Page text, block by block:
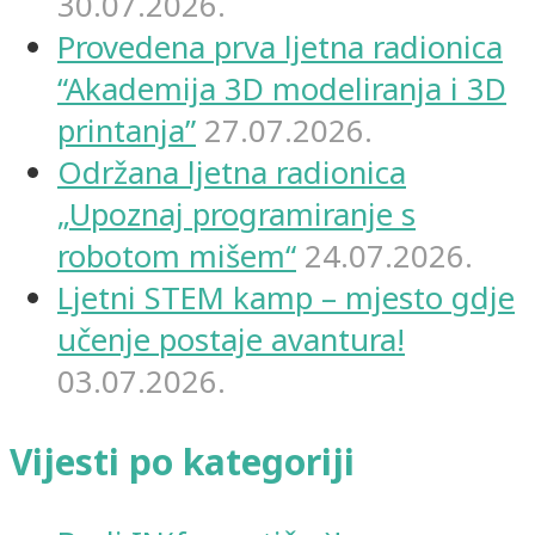
Provedena prva ljetna radionica
“Akademija 3D modeliranja i 3D
printanja” 27.07.2026.
Održana ljetna radionica
„Upoznaj programiranje s
robotom mišem“ 24.07.2026.
Ljetni STEM kamp – mjesto gdje
učenje postaje avantura!
03.07.2026.
Vijesti po kategoriji